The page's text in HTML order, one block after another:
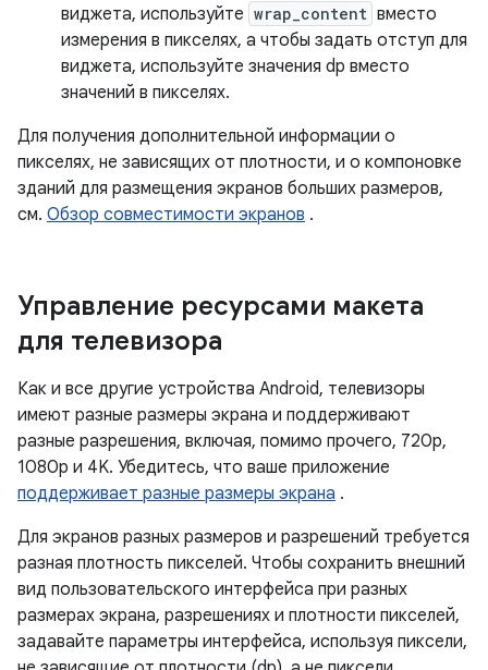
виджета, используйте wrap_content вместо
измерения в пикселях, а чтобы задать отступ для
виджета, используйте значения dp вместо
значений в пикселях.
Для получения дополнительной информации о
пикселях, не зависящих от плотности, и о компоновке
зданий для размещения экранов больших размеров,
см. Обзор совместимости экранов .
Управление ресурсами макета
для телевизора
Как и все другие устройства Android, телевизоры
имеют разные размеры экрана и поддерживают
разные разрешения, включая, помимо прочего, 720p,
1080p и 4K. Убедитесь, что ваше приложение
поддерживает разные размеры экрана .
Для экранов разных размеров и разрешений требуется
разная плотность пикселей. Чтобы сохранить внешний
вид пользовательского интерфейса при разных
размерах экрана, разрешениях и плотности пикселей,
задавайте параметры интерфейса, используя пиксели,